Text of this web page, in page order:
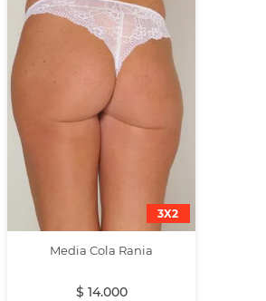
3X2
Media Cola Rania
$ 14.000